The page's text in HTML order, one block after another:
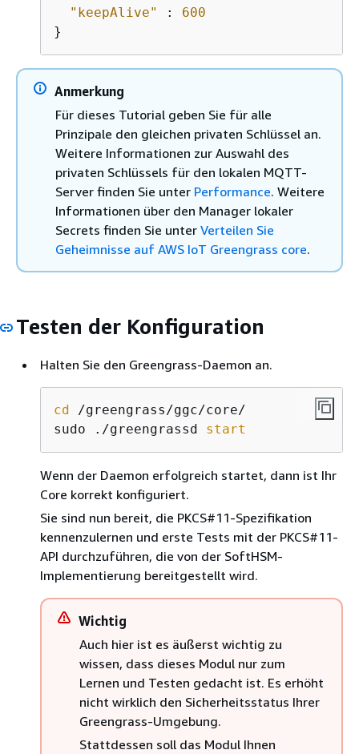
"keepAlive"
: 600
}
Anmerkung
Für dieses Tutorial geben Sie für alle
Prinzipale den gleichen privaten Schlüssel an.
Weitere Informationen zur Auswahl des
privaten Schlüssels für den lokalen MQTT-
Server finden Sie unter Performance. Weitere
Informationen über den Manager lokaler
Secrets finden Sie unter Verteilen Sie
Geheimnisse auf AWS IoT Greengrass core.
Testen der Konfiguration
Halten Sie den Greengrass-Daemon an.
cd /greengrass/ggc/core/
sudo ./greengrassd start
Wenn der Daemon erfolgreich startet, dann ist Ihr
Core korrekt konfiguriert.
Sie sind nun bereit, die PKCS#11-Spezifikation
kennenzulernen und erste Tests mit der PKCS#11-
API durchzuführen, die von der SoftHSM-
Implementierung bereitgestellt wird.
Wichtig
Auch hier ist es äußerst wichtig zu
wissen, dass dieses Modul nur zum
Lernen und Testen gedacht ist. Es erhöht
nicht wirklich den Sicherheitsstatus Ihrer
Greengrass-Umgebung.
Stattdessen soll das Modul Ihnen